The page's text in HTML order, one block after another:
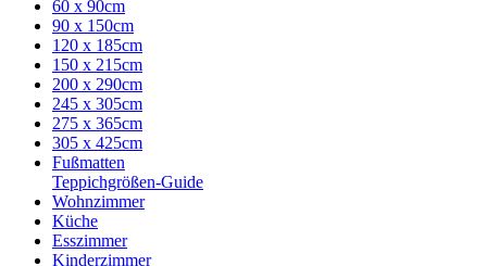
60 x 90cm
90 x 150cm
120 x 185cm
150 x 215cm
200 x 290cm
245 x 305cm
275 x 365cm
305 x 425cm
Fußmatten
Teppichgrößen-Guide
Wohnzimmer
Küche
Esszimmer
Kinderzimmer